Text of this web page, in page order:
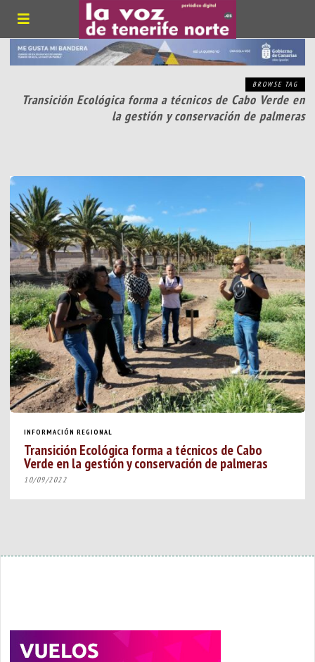
BROWSE TAG
Transición Ecológica forma a técnicos de Cabo Verde en
la gestión y conservación de palmeras
INFORMACIÓN REGIONAL
Transición Ecológica forma a técnicos de Cabo
Verde en la gestión y conservación de palmeras
10/09/2022